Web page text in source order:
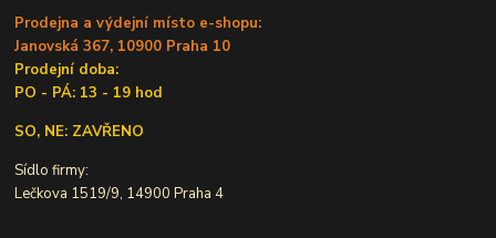
Prodejna a výdejní místo e-shopu:
Janovská 367, 10900 Praha 10
Prodejní doba:
PO - PÁ: 13 - 19 hod
SO, NE: ZAVŘENO
Sídlo firmy:
Lečkova 1519/9, 14900 Praha 4